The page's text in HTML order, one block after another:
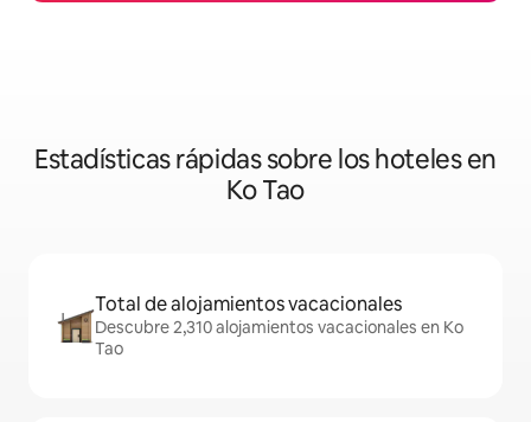
Estadísticas rápidas sobre los hoteles en
Ko Tao
Total de alojamientos vacacionales
Descubre 2,310 alojamientos vacacionales en Ko
Tao